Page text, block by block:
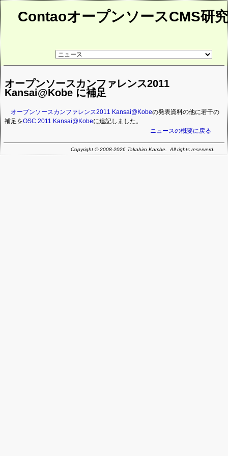
ContaoオープンソースCMS研
リ
ペ
ジ
オープンソースカンファレンス2011
Kansai@Kobe に補足
オープンソースカンファレンス2011 Kansai@Kobeの発表資料の他に若干の
補足をOSC 2011 Kansai@Kobeに追記しました。
ニュースの概要に戻る
Copyright © 2008-2026 Takahiro Kambe. All rights reserverd.